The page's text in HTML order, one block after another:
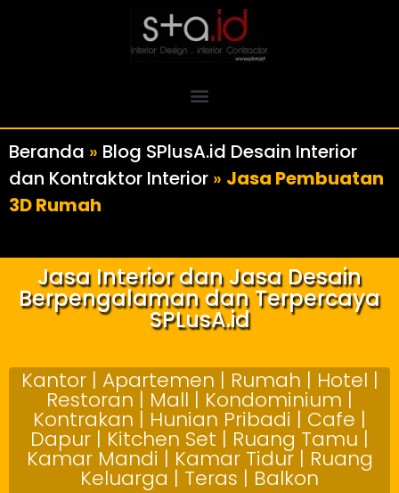
Beranda » Blog SPlusA.id Desain Interior
dan Kontraktor Interior » Jasa Pembuatan
3D Rumah
Jasa Interior dan Jasa Desain
Berpengalaman dan Terpercaya
SPLusA.id
Kantor | Apartemen | Rumah | Hotel |
Restoran | Mall | Kondominium |
Kontrakan | Hunian Pribadi | Cafe |
Dapur | Kitchen Set | Ruang Tamu |
Kamar Mandi | Kamar Tidur | Ruang
Keluarga | Teras | Balkon